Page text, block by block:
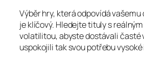
Výběr hry, která odpovídá
je klíčový. Hledejte tituly s
volatilitou, abyste dostávali časté
uspokojili tak svou potřebu